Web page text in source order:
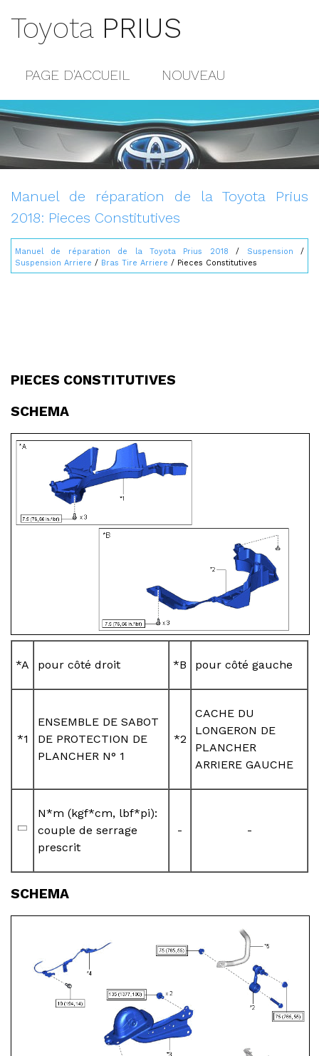
Toyota PRIUS
PAGE D'ACCUEIL NOUVEAU
POPULAIRE
CONTACTS
Manuel de réparation de la Toyota Prius
2018: Pieces Constitutives
Manuel de réparation de la Toyota Prius 2018 / Suspension /
Suspension Arriere / Bras Tire Arriere / Pieces Constitutives
PIECES CONSTITUTIVES
SCHEMA
*A pour côté droit *B pour côté gauche
*1
ENSEMBLE DE SABOT
DE PROTECTION DE
PLANCHER N° 1
*2
CACHE DU
LONGERON DE
PLANCHER
ARRIERE GAUCHE
N*m (kgf*cm, lbf*pi):
couple de serrage
prescrit
- -
SCHEMA